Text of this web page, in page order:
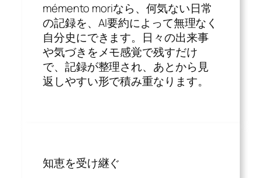
mémento moriなら、何気ない日常
の記録を、AI要約によって無理なく
自分史にできます。日々の出来事
や気づきをメモ感覚で残すだけ
で、記録が整理され、あとから見
返しやすい形で積み重なります。
知恵を受け継ぐ